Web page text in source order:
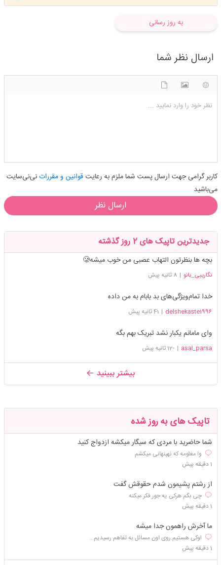
به روز رسانی
ارسال نظر شما
نظر خود را وارد نمایید ...
کاربر گرامی جهت ارسال پست شما ملزم به رعایت قوانین و مقرراتنی‌نی‌سایت
می‌باشید
ارسال نظر
جدیدترین تاپیک های 2 روز گذشته
بچه ها بنظرتون التهاب عصبی من خوب میشه🥲
نگارییی_بانو | 8 ثانیه پیش
خدا تمام‌ویژگی‌های بد بابام به من داده
delshekaste1996
| 41 ثانیه پیش
وای مامانم یکبار نشد تبریک بهم بگه
asal_parsa
| -12 ثانیه پیش
بیشتر ببینید
تاپیک های به روز شده
شما حاضرید با مردی که سیگار میکشه ازدواج کنید
وا معلومه که نهپنهانی میکشم
1 دقیقه پیش
از رشتم پشیمون شدم حقوقش گفت
چی بگم هرکی یه جور فکر میکنه
1 دقیقه پیش
ما آخرش راهمون جدا میشه
اوکی هستیم.روی اون مسائل بە تفاهم رسیدیم...
1 دقیقه پیش